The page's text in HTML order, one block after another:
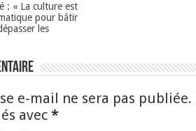
: « La culture est
pour bâtir
les
e-mail ne sera pas publiée.
avec *